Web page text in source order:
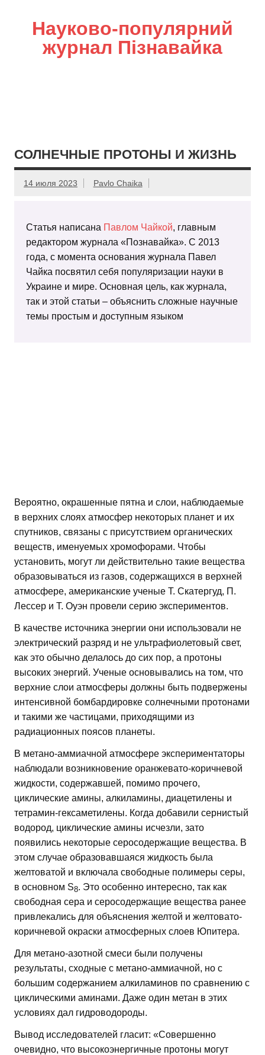
Науково-популярний
журнал Пізнавайка
СОЛНЕЧНЫЕ ПРОТОНЫ И ЖИЗНЬ
14 июля 2023 Pavlo Chaika
Статья написана Павлом Чайкой, главным
редактором журнала «Познавайка». С 2013
года, с момента основания журнала Павел
Чайка посвятил себя популяризации науки в
Украине и мире. Основная цель, как журнала,
так и этой статьи – объяснить сложные научные
темы простым и доступным языком
Вероятно, окрашенные пятна и слои, наблюдаемые
в верхних слоях атмосфер некоторых планет и их
спутников, связаны с присутствием органических
веществ, именуемых хромофорами. Чтобы
установить, могут ли действительно такие вещества
образовываться из газов, содержащихся в верхней
атмосфере, американские ученые Т. Скатергуд, П.
Лессер и Т. Оуэн провели серию экспериментов.
В качестве источника энергии они использовали не
электрический разряд и не ультрафиолетовый свет,
как это обычно делалось до сих пор, а протоны
высоких энергий. Ученые основывались на том, что
верхние слои атмосферы должны быть подвержены
интенсивной бомбардировке солнечными протонами
и такими же частицами, приходящими из
радиационных поясов планеты.
В метано-аммиачной атмосфере экспериментаторы
наблюдали возникновение оранжевато-коричневой
жидкости, содержавшей, помимо прочего,
циклические амины, алкиламины, диацетилены и
тетрамин-гексаметилены. Когда добавили сернистый
водород, циклические амины исчезли, зато
появились некоторые серосодержащие вещества. В
этом случае образовавшаяся жидкость была
желтоватой и включала свободные полимеры серы,
в основном S8. Это особенно интересно, так как
свободная сера и серосодержащие вещества ранее
привлекались для объяснения желтой и желтовато-
коричневой окраски атмосферных слоев Юпитера.
Для метано-азотной смеси были получены
результаты, сходные с метано-аммиачной, но с
большим содержанием алкиламинов по сравнению c
циклическими аминами. Даже один метан в этих
условиях дал гидроводороды.
Вывод исследователей гласит: «Совершенно
очевидно, что высокоэнергичные протоны могут